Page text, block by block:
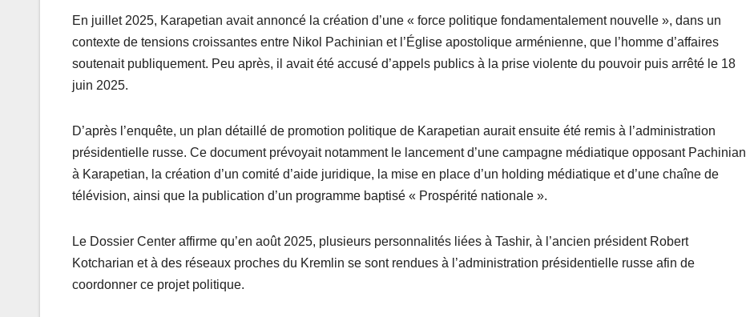
En juillet 2025, Karapetian avait annoncé la création d’une « force politique fondamentalement nouvelle », dans un
contexte de tensions croissantes entre Nikol Pachinian et l’Église apostolique arménienne, que l’homme d’affaires
soutenait publiquement. Peu après, il avait été accusé d’appels publics à la prise violente du pouvoir puis arrêté le 18
juin 2025.
D’après l’enquête, un plan détaillé de promotion politique de Karapetian aurait ensuite été remis à l’administration
présidentielle russe. Ce document prévoyait notamment le lancement d’une campagne médiatique opposant Pachinian
à Karapetian, la création d’un comité d’aide juridique, la mise en place d’un holding médiatique et d’une chaîne de
télévision, ainsi que la publication d’un programme baptisé « Prospérité nationale ».
Le Dossier Center affirme qu’en août 2025, plusieurs personnalités liées à Tashir, à l’ancien président Robert
Kotcharian et à des réseaux proches du Kremlin se sont rendues à l’administration présidentielle russe afin de
coordonner ce projet politique.